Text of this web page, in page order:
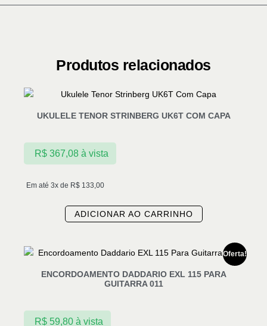
Produtos relacionados
UKULELE TENOR STRINBERG UK6T COM CAPA
Em até 3x de R$ 133,00
R$367,08 à vista
ADICIONAR AO CARRINHO
Oferta!
ENCORDOAMENTO DADDARIO EXL 115 PARA
GUITARRA 011
R$59,80 à vista